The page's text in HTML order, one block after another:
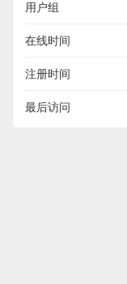
用户组
在线时间
注册时间
最后访问